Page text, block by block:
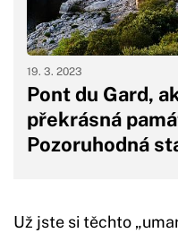
Pont du Gard,
překrásná
Pozoruhodná
19. 3. 2023
Už jste si těchto